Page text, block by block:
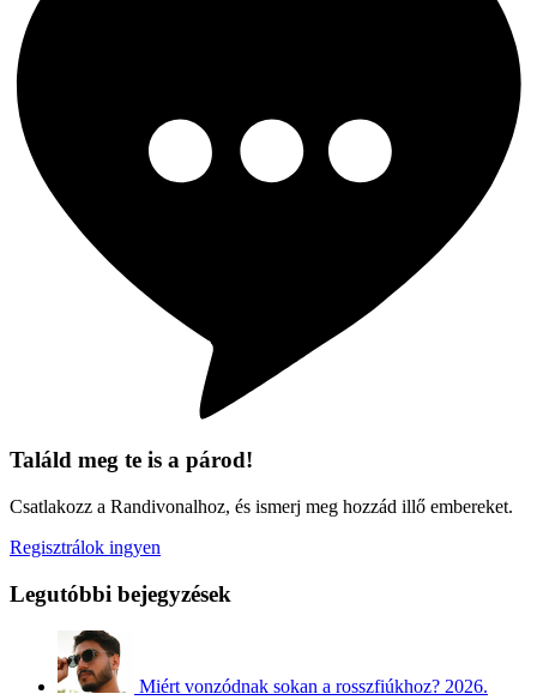
Találd meg te is a párod!
Csatlakozz a Randivonalhoz, és ismerj meg hozzád illő embereket.
Regisztrálok ingyen
Legutóbbi bejegyzések
Miért vonzódnak sokan a rosszfiúkhoz? 2026.